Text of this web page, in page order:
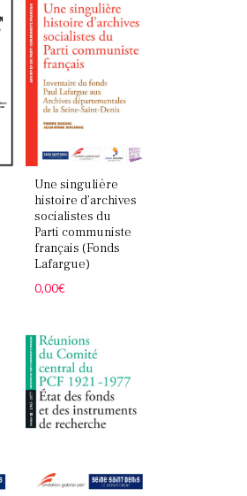
Une singulière
histoire d’archives
socialistes du
Parti communiste
français (Fonds
Lafargue)
0,00€